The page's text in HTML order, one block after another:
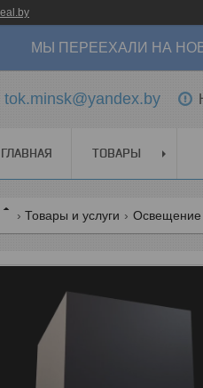
МЫ ПЕРЕЕХАЛИ НА
tok.minsk@yandex.by
ГЛАВНАЯ ТОВАРЫ
Товары и услуги Освещение